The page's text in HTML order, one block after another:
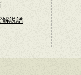
解説譜